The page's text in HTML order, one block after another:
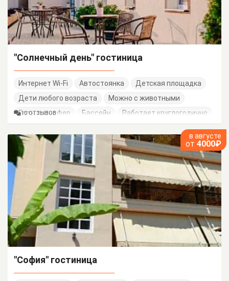
"Солнечный день" гостиница
Интернет Wi-Fi Автостоянка
Детская площадка
Дети любого возраста
Можно с животными
Есть трансфер
Бассейн
Работает круглогодично
10 ОТЗЫВОВ
в августе
от 4000₽
"София" гостиница